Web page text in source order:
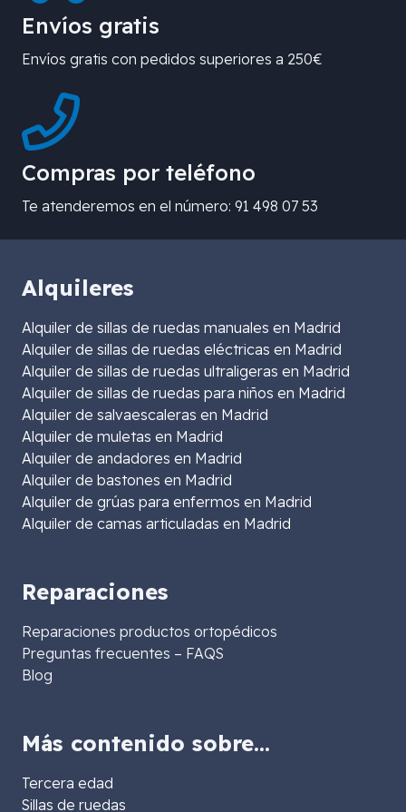
Envíos gratis
Envíos gratis con pedidos superiores a 250€
Compras por teléfono
Te atenderemos en el número: 91 498 07 53
Alquileres
Alquiler de sillas de ruedas manuales en Madrid
Alquiler de sillas de ruedas eléctricas en Madrid
Alquiler de sillas de ruedas ultraligeras en Madrid
Alquiler de sillas de ruedas para niños en Madrid
Alquiler de salvaescaleras en Madrid
Alquiler de muletas en Madrid
Alquiler de andadores en Madrid
Alquiler de bastones en Madrid
Alquiler de grúas para enfermos en Madrid
Alquiler de camas articuladas en Madrid
Reparaciones
Reparaciones productos ortopédicos
Preguntas frecuentes – FAQS
Blog
Más contenido sobre…
Tercera edad
Sillas de ruedas